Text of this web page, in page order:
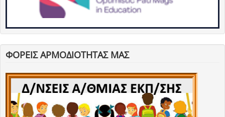
ΦΟΡΕΙΣ ΑΡΜΟΔΙΟΤΗΤΑΣ ΜΑΣ